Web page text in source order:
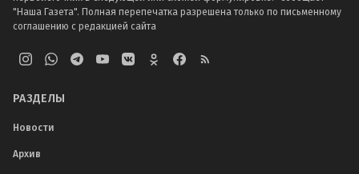
"Наша Газета". Полная перепечатка разрешена только по письменному
соглашению с редакцией сайта
РАЗДЕЛЫ
Новости
Архив